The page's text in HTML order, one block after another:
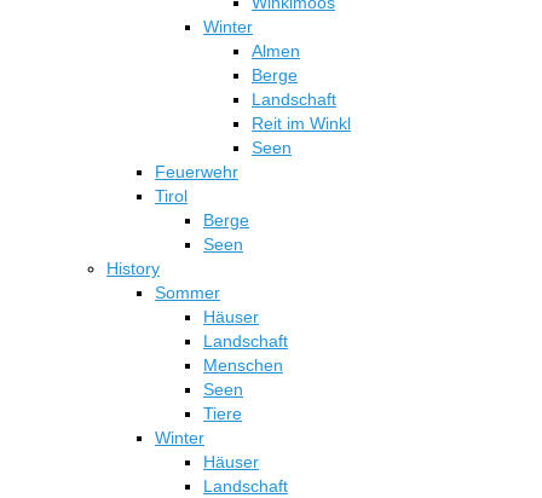
Winter
Almen
Berge
Landschaft
Reit im Winkl
Seen
Feuerwehr
Tirol
Berge
Seen
History
Sommer
Häuser
Landschaft
Menschen
Seen
Tiere
Winter
Häuser
Landschaft